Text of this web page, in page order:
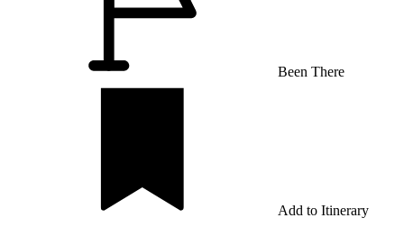
Been There
Add to Itinerary